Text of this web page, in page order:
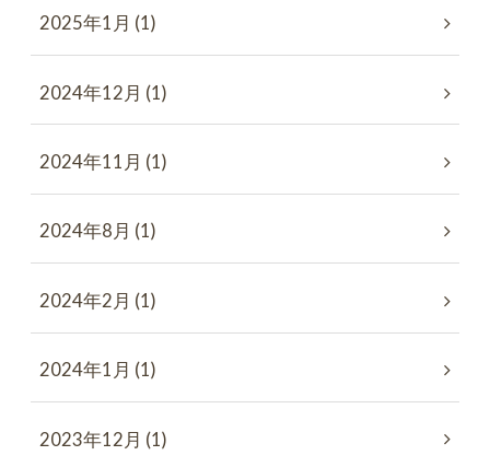
2025年1月 (1)
2024年12月 (1)
2024年11月 (1)
2024年8月 (1)
2024年2月 (1)
2024年1月 (1)
2023年12月 (1)